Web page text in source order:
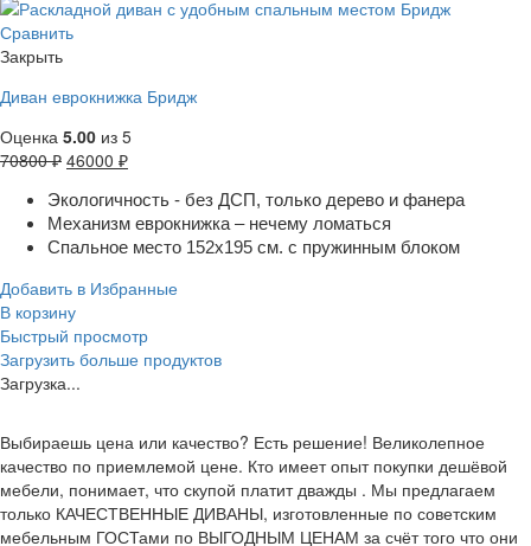
Сравнить
Закрыть
Диван еврокнижка Бридж
Оценка 5.00 из 5
70800₽ 46000 ₽
Экологичность - без ДСП, только дерево и фанера
Механизм еврокнижка – нечему ломаться
Спальное место 152х195 см. с пружинным блоком
Добавить в Избранные
В корзину
Быстрый просмотр
Загрузить больше продуктов
Загрузка...
Выбираешь цена или качество? Есть решение! Великолепное
качество по приемлемой цене. Кто имеет опыт покупки дешёвой
мебели, понимает, что скупой платит дважды . Мы предлагаем
только КАЧЕСТВЕННЫЕ ДИВАНЫ, изготовленные по советским
мебельным ГОСТами по ВЫГОДНЫМ ЦЕНАМ за счёт того что они